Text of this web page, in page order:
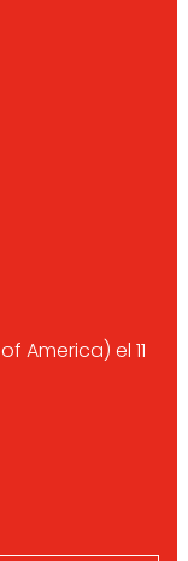
America) el 11